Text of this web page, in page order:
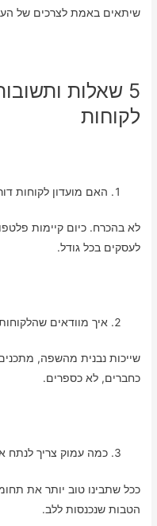
שיתאים באמת לצרכים של
5 שאלות
לקוחות
האם מועדון לקוחות
לא בהכרח. כיום קיימות
לעסקים בכל גודל.
איך מוודאים
שייכות נבנית מהשפה,
כחברים, לא כספרים.
כמה עמוק צריך לנתח
ככל שתבינו טוב יותר את
הטבות שנכנסות ללב.